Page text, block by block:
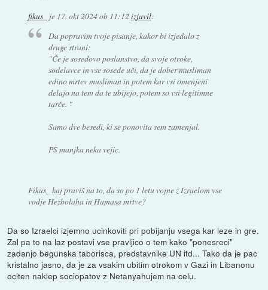
fikus_ je 17. okt 2024 ob 11:12 izjavil:
Da popravim tvoje pisanje, kakor bi izjedalo z
druge strani:
"Če je sosedovo poslanstvo, da svoje otroke,
sodelavce in vse sosede uči, da je dober musliman
edino mrtev musliman in potem kar vsi omenjeni
delajo na tem da te ubijejo, potem so vsi legitimne
tarče. "
Samo dve besedi, ki se ponovita sem zamenjal.
PS manjka neka vejic.
Fikus_ kaj praviš na to, da so po 1 letu vojne z Izraelom vse
vodje Hezbolaha in Hamasa mrtve?
Da so Izraelci izjemno ucinkoviti pri pobijanju vsega kar leze in gre.
Zal pa to na laz postavi vse pravljico o tem kako "ponesreci"
zadanjo begunska taborisca, predstavnike UN itd... Tako da je pac
kristalno jasno, da je za vsakim ubitim otrokom v Gazi in Libanonu
ociten naklep sociopatov z Netanyahujem na celu.